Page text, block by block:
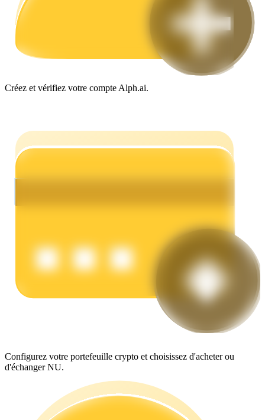
Gagnez quotidiennement des récompenses compétitives
Créez et vérifiez votre compte Alph.ai.
Configurez votre portefeuille crypto et choisissez d'acheter ou
d'échanger NU.